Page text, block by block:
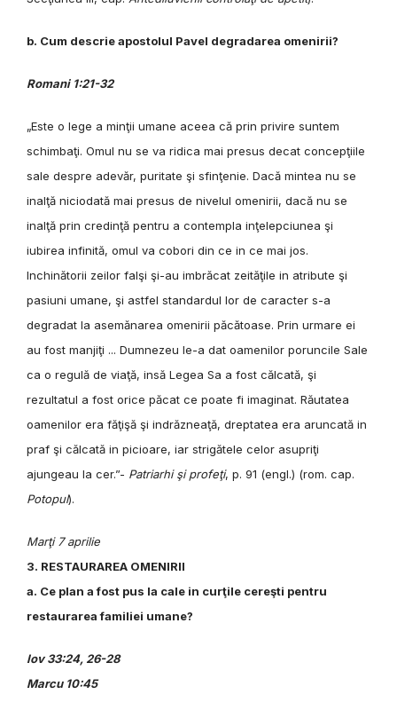
b. Cum descrie apostolul Pavel degradarea omenirii?
Romani 1:21-32
„Este o lege a minţii umane aceea că prin privire suntem
schimbaţi. Omul nu se va ridica mai presus decat concepţiile
sale despre adevăr, puritate şi sfinţenie. Dacă mintea nu se
inalţă niciodată mai presus de nivelul omenirii, dacă nu se
inalţă prin credinţă pentru a contempla inţelepciunea şi
iubirea infinită, omul va cobori din ce in ce mai jos.
Inchinătorii zeilor falşi şi-au imbrăcat zeităţile in atribute şi
pasiuni umane, şi astfel standardul lor de caracter s-a
degradat la asemănarea omenirii păcătoase. Prin urmare ei
au fost manjiţi ... Dumnezeu le-a dat oamenilor poruncile Sale
ca o regulă de viaţă, insă Legea Sa a fost călcată, şi
rezultatul a fost orice păcat ce poate fi imaginat. Răutatea
oamenilor era făţişă şi indrăzneaţă, dreptatea era aruncată in
praf şi călcată in picioare, iar strigătele celor asupriţi
ajungeau la cer.”- Patriarhi şi profeţi, p. 91 (engl.) (rom. cap.
Potopul).
Marţi 7 aprilie
3. RESTAURAREA OMENIRII
a. Ce plan a fost pus la cale in curţile cereşti pentru
restaurarea familiei umane?
Iov 33:24, 26-28
Marcu 10:45